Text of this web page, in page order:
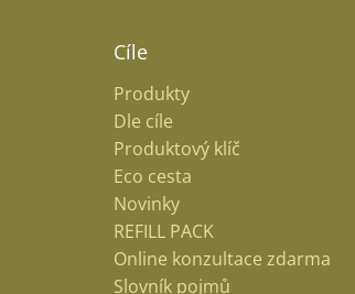
Cíle
Produkty
Dle cíle
Produktový klíč
Eco cesta
Novinky
REFILL PACK
Online konzultace zdarma
Slovník pojmů